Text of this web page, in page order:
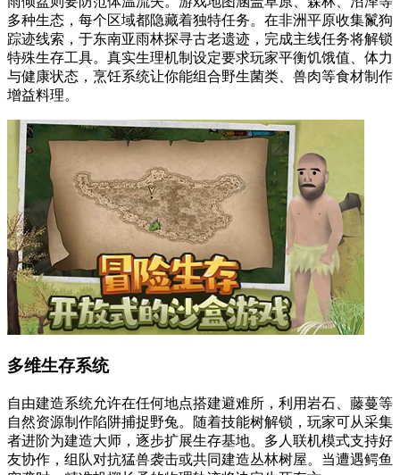
多种生态，每个区域都隐藏着独特任务。在非洲平原收集鬣狗
踪迹线索，于东南亚雨林探寻古老遗迹，完成主线任务将解锁
特殊生存工具。真实生理机制设定要求玩家平衡饥饿值、体力
与健康状态，烹饪系统让你能组合野生菌类、兽肉等食材制作
增益料理。
多维生存系统
自由建造系统允许在任何地点搭建避难所，利用岩石、藤蔓等
自然资源制作陷阱捕捉野兔。随着技能树解锁，玩家可从采集
者进阶为建造大师，逐步扩展生存基地。多人联机模式支持好
友协作，组队对抗猛兽袭击或共同建造丛林树屋。当遭遇鳄鱼